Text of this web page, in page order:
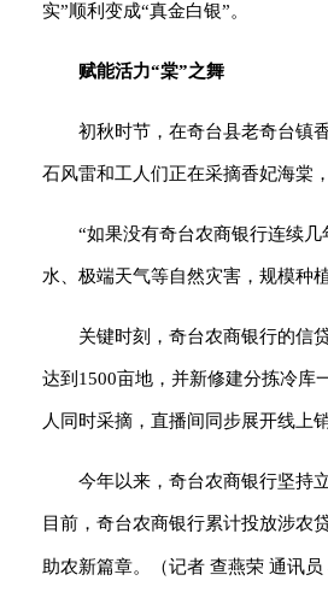
实”顺利变成“真金白银”。
赋能活力“棠”之舞
初秋时节，在奇台县老奇台镇
石风雷和工人们正在采摘香妃海棠
“如果没有奇台农商银行连续
水、极端天气等自然灾害，规模种
关键时刻，奇台农商银行的信
达到1500亩地，并新修建分拣冷库
人同时采摘，直播间同步展开线上
今年以来，奇台农商银行坚持
目前，奇台农商银行累计投放涉农
助农新篇章。（记者 查燕荣 通讯员